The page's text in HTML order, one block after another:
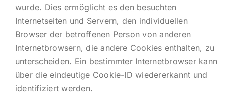
wurde. Dies ermöglicht es den besuchten
Internetseiten und Servern, den individuellen
Browser der betroffenen Person von anderen
Internetbrowsern, die andere Cookies enthalten, zu
unterscheiden. Ein bestimmter Internetbrowser kann
über die eindeutige Cookie-ID wiedererkannt und
identifiziert werden.